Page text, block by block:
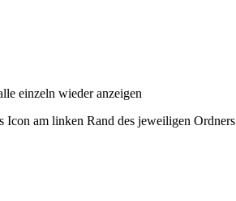
einzeln wieder anzeigen
Icon am linken Rand des jeweiligen Ordners